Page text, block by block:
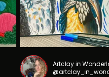
Artclay in